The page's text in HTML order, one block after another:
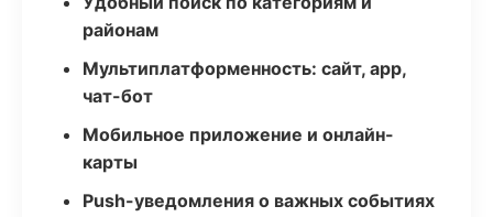
районам
Мультиплатформенность: сайт, app,
чат-бот
Мобильное приложение и онлайн-
карты
Push-уведомления о важных событиях